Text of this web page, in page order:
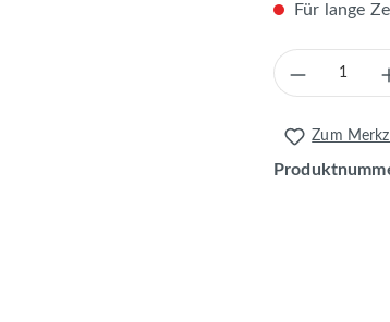
Für lange
Produkt
Zum